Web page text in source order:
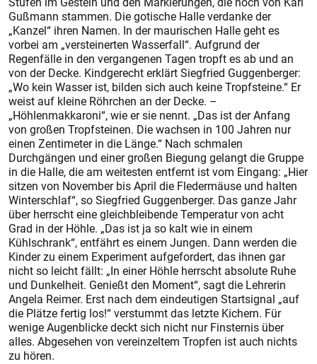
Gußmann stammen. Die gotische Halle verdanke der
„Kanzel“ ihren Namen. In der maurischen Halle geht es
vorbei am „versteinerten Wasserfall“. Aufgrund der
Regenfälle in den vergangenen Tagen tropft es ab und an
von der Decke. Kindgerecht erklärt Siegfried Guggenberger:
„Wo kein Wasser ist, bilden sich auch keine Tropfsteine.“ Er
weist auf kleine Röhrchen an der Decke. –
„Höhlenmakkaroni“, wie er sie nennt. „Das ist der Anfang
von großen Tropfsteinen. Die wachsen in 100 Jahren nur
einen Zentimeter in die Länge.“ Nach schmalen
Durchgängen und einer großen Biegung gelangt die Gruppe
in die Halle, die am weitesten entfernt ist vom Eingang: „Hier
sitzen von November bis April die Fledermäuse und halten
Winterschlaf“, so Siegfried Guggenberger. Das ganze Jahr
über herrscht eine gleichbleibende Temperatur von acht
Grad in der Höhle. „Das ist ja so kalt wie in einem
Kühlschrank“, entfährt es einem Jungen. Dann werden die
Kinder zu einem Experiment aufgefordert, das ihnen gar
nicht so leicht fällt: „In einer Höhle herrscht absolute Ruhe
und Dunkelheit. Genießt den Moment“, sagt die Lehrerin
Angela Reimer. Erst nach dem eindeutigen Startsignal „auf
die Plätze fertig los!“ verstummt das letzte Kichern. Für
wenige Augenblicke deckt sich nicht nur Finsternis über
alles. Abgesehen von vereinzeltem Tropfen ist auch nichts
zu hören.